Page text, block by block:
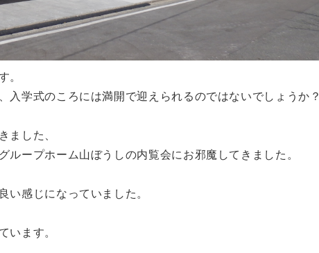
。
入学式のころには満開で迎えられるのではないでしょうか？
ました、
ループホーム山ぼうしの内覧会にお邪魔してきました。
い感じになっていました。
います。